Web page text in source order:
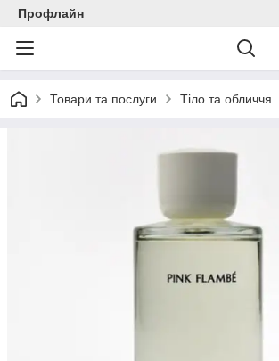
Профлайн
Товари та послуги Тіло та обличчя